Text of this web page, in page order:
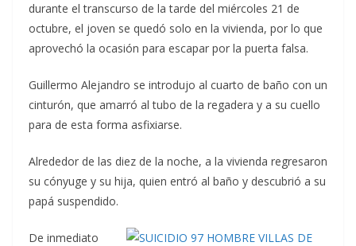
durante el transcurso de la tarde del miércoles 21 de
octubre, el joven se quedó solo en la vivienda, por lo que
aprovechó la ocasión para escapar por la puerta falsa.
Guillermo Alejandro se introdujo al cuarto de baño con un
cinturón, que amarró al tubo de la regadera y a su cuello
para de esta forma asfixiarse.
Alrededor de las diez de la noche, a la vivienda regresaron
su cónyuge y su hija, quien entró al baño y descubrió a su
papá suspendido.
De inmediato